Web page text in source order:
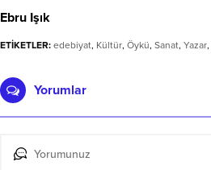
Ebru Işık
ETİKETLER: edebiyat, Kültür, Öykü, Sanat, Yazar,
Yorumlar